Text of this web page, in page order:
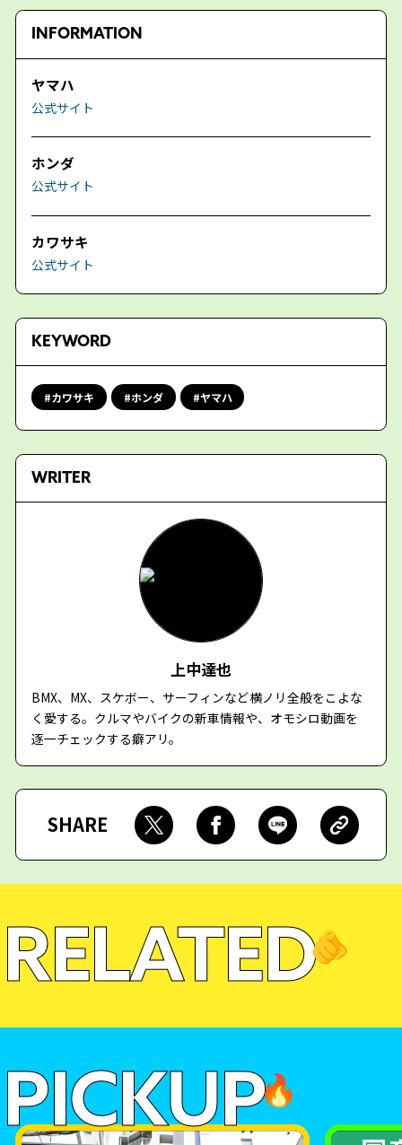
INFORMATION
ヤマハ
公式サイト
ホンダ
公式サイト
カワサキ
公式サイト
KEYWORD
カワサキ ホンダ ヤマハ
WRITER
上中達也
BMX、MX、スケボー、サーフィンなど横ノリ全般をこよな
く愛する。クルマやバイクの新車情報や、オモシロ動画を
逐一チェックする癖アリ。
SHARE
RELATED🫵
PICKUP🔥